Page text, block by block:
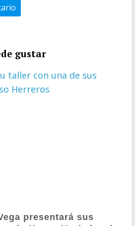
gustar
presentará sus